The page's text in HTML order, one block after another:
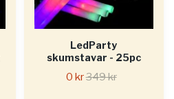
LedParty
skumstavar - 25pc
0 kr349 kr